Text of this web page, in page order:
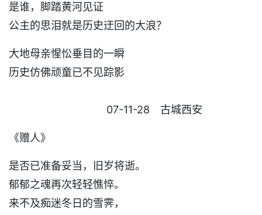
是谁，脚踏黄河见证
公主的思泪就是历史迂回的大浪？
大地母亲惺忪垂目的一瞬
历史仿佛顽童已不见踪影
07-11-28 古城西安
《赠人》
是否已准备妥当，旧岁将逝。
郁郁之魂再次轻轻憔悴。
来不及痴迷冬日的雪霁，